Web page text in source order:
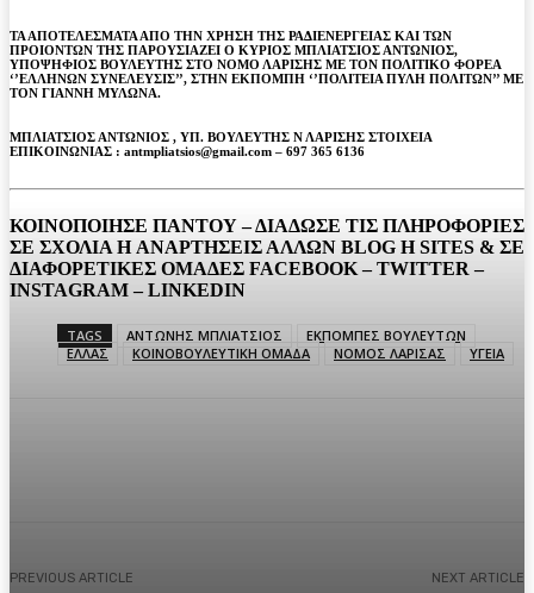
ΤΑ ΑΠΟΤΕΛΕΣΜΑΤΑ ΑΠΟ ΤΗΝ ΧΡΗΣΗ ΤΗΣ ΡΑΔΙΕΝΕΡΓΕΙΑΣ ΚΑΙ ΤΩΝ
ΠΡΟΙΟΝΤΩΝ ΤΗΣ ΠΑΡΟΥΣΙΑΖΕΙ Ο ΚΥΡΙΟΣ ΜΠΛΙΑΤΣΙΟΣ ΑΝΤΩΝΙΟΣ,
ΥΠΟΨΗΦΙΟΣ ΒΟΥΛΕΥΤΗΣ ΣΤΟ ΝΟΜΟ ΛΑΡΙΣΗΣ ΜΕ ΤΟΝ ΠΟΛΙΤΙΚΟ ΦΟΡΕΑ
‘’ΕΛΛΗΝΩΝ ΣΥΝΕΛΕΥΣΙΣ’’, ΣΤΗΝ ΕΚΠΟΜΠΗ ‘’ΠΟΛΙΤΕΙΑ ΠΥΛΗ ΠΟΛΙΤΩΝ’’ ΜΕ
ΤΟΝ ΓΙΑΝΝΗ ΜΥΛΩΝΑ.
ΜΠΛΙΑΤΣΙΟΣ ΑΝΤΩΝΙΟΣ , ΥΠ. ΒΟΥΛΕΥΤΗΣ Ν ΛΑΡΙΣΗΣ ΣΤΟΙΧΕΙΑ
ΕΠΙΚΟΙΝΩΝΙΑΣ : antmpliatsios@gmail.com – 697 365 6136
ΚΟΙΝΟΠΟΙΗΣΕ ΠΑΝΤΟΥ – ΔΙΑΔΩΣΕ ΤΙΣ ΠΛΗΡΟΦΟΡΙΕΣ
ΣΕ ΣΧΟΛΙΑ H ΑΝAΡΤΗΣΕΙΣ ΑΛΛΩΝ BLOG H SITES & ΣΕ
ΔΙΑΦΟΡΕTIKEΣ ΟΜΑΔΕΣ FACEBOOK – TWITTER –
INSTAGRAM – LINKEDIN
TAGS ΑΝΤΩΝΗΣ ΜΠΛΙΑΤΣΙΟΣ
ΕΚΠΟΜΠΕΣ ΒΟΥΛΕΥΤΩΝ
ΕΛΛΑΣ
ΚΟΙΝΟΒΟΥΛΕΥΤΙΚΗ ΟΜΑΔΑ ΝΟΜΟΣ ΛΑΡΙΣΑΣ ΥΓΕΙΑ
PREVIOUS ARTICLE NEXT ARTICLE